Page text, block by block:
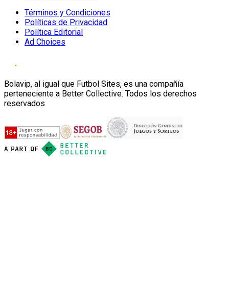
Términos y Condiciones
Políticas de Privacidad
Política Editorial
Ad Choices
Bolavip, al igual que Futbol Sites, es una compañía
perteneciente a Better Collective. Todos los derechos
reservados